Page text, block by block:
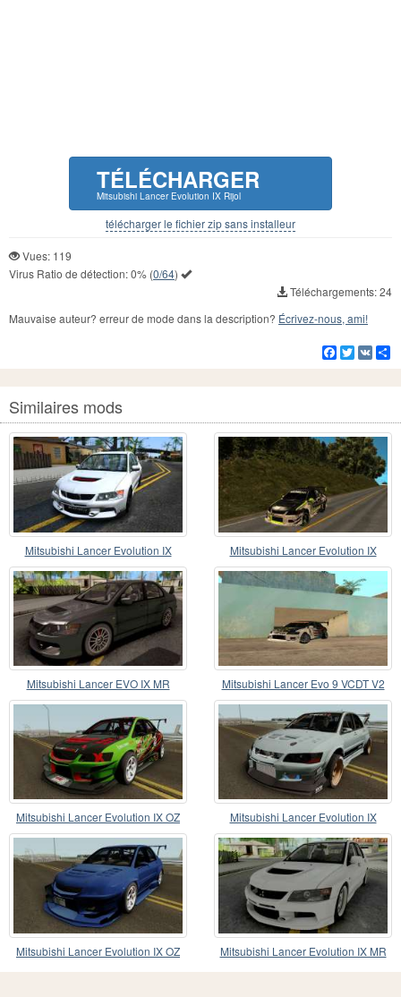
TÉLÉCHARGER
Mitsubishi Lancer Evolution IX Rijol
télécharger le fichier zip sans installeur
Vues: 119
Virus Ratio de détection:0% (0/64)
Téléchargements: 24
Mauvaise auteur? erreur de mode dans la description? Écrivez-nous, ami!
Facebook
Twitter
VK
Similaires mods
Mitsubishi Lancer Evolution IX
Mitsubishi Lancer Evolution IX
Monster Energy DC
Mitsubishi Lancer EVO IX MR Mitsubishi Lancer Evo 9 VCDT V2
Mitsubishi Lancer Evolution IX OZ
Drift V2 2006
Mitsubishi Lancer Evolution IX
Voltex Edition
Mitsubishi Lancer Evolution IX OZ
Mitsubishi Lancer Evolution IX MR